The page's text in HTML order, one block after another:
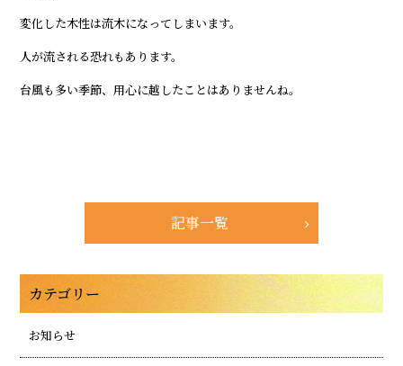
変化した木性は流木になってしまいます。
人が流される恐れもあります。
台風も多い季節、用心に越したことはありませんね。
記事一覧
カテゴリー
お知らせ